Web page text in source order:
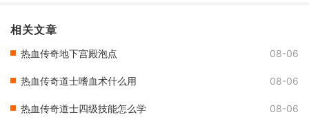
相关文章
热血传奇地下宫殿泡点 08-06
热血传奇道士嗜血术什么用 08-06
热血传奇道士四级技能怎么学 08-06